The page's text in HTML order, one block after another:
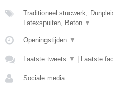
Traditioneel stucwerk,
Latexspuiten, Beton ▼
Openingstijden ▼
Laatste tweets ▼ Laatste
Sociale media: